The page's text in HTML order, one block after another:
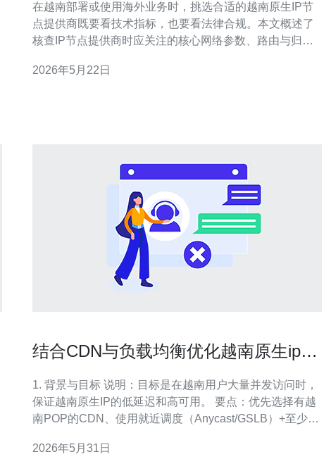
在越南部署或使用海外业务时，挑选合适的越南原生IP节
点提供商既要看技术指标，也要看法律合规。本文概述了
核查IP节点提供商时应关注的核心网络参数、路由与归属
证IP真实性，帮助降低风险并保障业务稳定。 哪个网络参
2026年5月22日
结合CDN与负载均衡优化越南原生ip在
1. 背景与目标 说明：目标是在越南用户大量并发访问时，
保证越南原生IP的低延迟和高可用。 要点：优先选择有越
南POP的CDN、使用就近调度（Anycast/GSLB）+至少一
力。 2. 评估现状 步骤：1) 收集从越南各地到现有服务的
2026年5月31日